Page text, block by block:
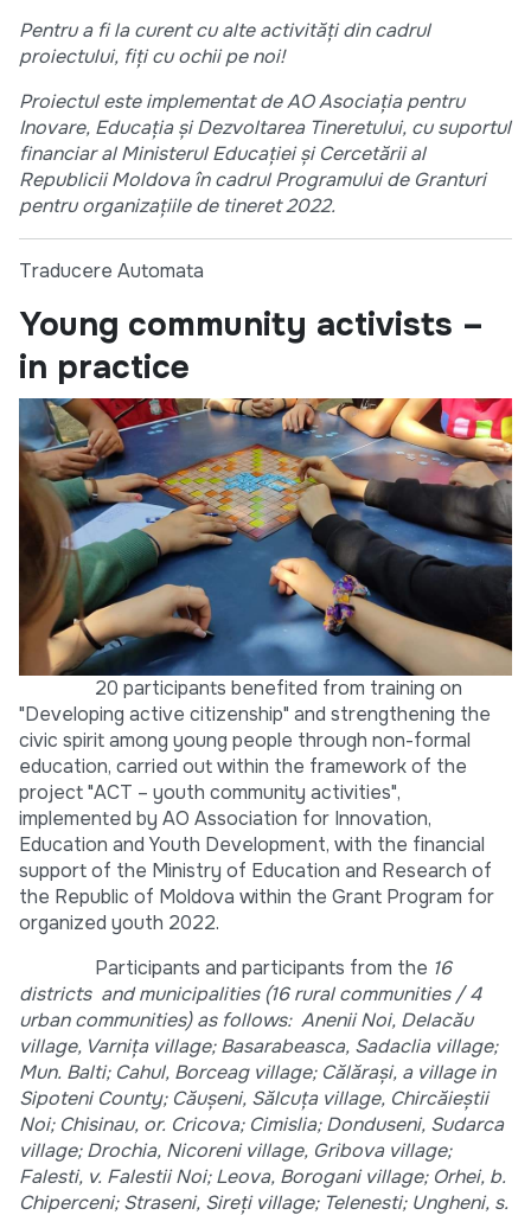
Pentru a fi la curent cu alte activități din cadrul
proiectului, fiți cu ochii pe noi!
Proiectul este implementat de AO Asociația pentru
Inovare, Educația și Dezvoltarea Tineretului, cu suportul
financiar al Ministerul Educației și Cercetării al
Republicii Moldova în cadrul Programului de Granturi
pentru organizațiile de tineret 2022.
Traducere Automata
Young community activists –
in practice
20 participants benefited from training on
"Developing active citizenship" and strengthening the
civic spirit among young people through non-formal
education, carried out within the framework of the
project "ACT – youth community activities",
implemented by AO Association for Innovation,
Education and Youth Development, with the financial
support of the Ministry of Education and Research of
the Republic of Moldova within the Grant Program for
organized youth 2022.
Participants and participants from the 16
districts and municipalities (16 rural communities / 4
urban communities) as follows: Anenii Noi, Delacău
village, Varnița village; Basarabeasca, Sadaclia village;
Mun. Balti; Cahul, Borceag village; Călăraşi, a village in
Sipoteni County; Căuşeni, Sălcuţa village, Chircăieştii
Noi; Chisinau, or. Cricova; Cimislia; Donduseni, Sudarca
village; Drochia, Nicoreni village, Gribova village;
Falesti, v. Falestii Noi; Leova, Borogani village; Orhei, b.
Chiperceni; Straseni, Sireţi village; Telenesti; Ungheni, s.